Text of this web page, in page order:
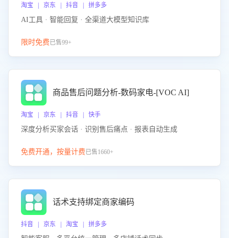
淘宝 | 京东 | 抖音 | 拼多多
AI工具 · 智能回复 · 全渠道大模型知识库
限时免费已售99+
商品售后问题分析-数码家电-[VOC AI]
淘宝 | 京东 | 抖音 | 快手
深度分析买家会话 · 识别售后痛点 · 报表自动生成
免费开通，按量计费已售1660+
话术支持绑定商家编码
抖音 | 京东 | 淘宝 | 拼多多